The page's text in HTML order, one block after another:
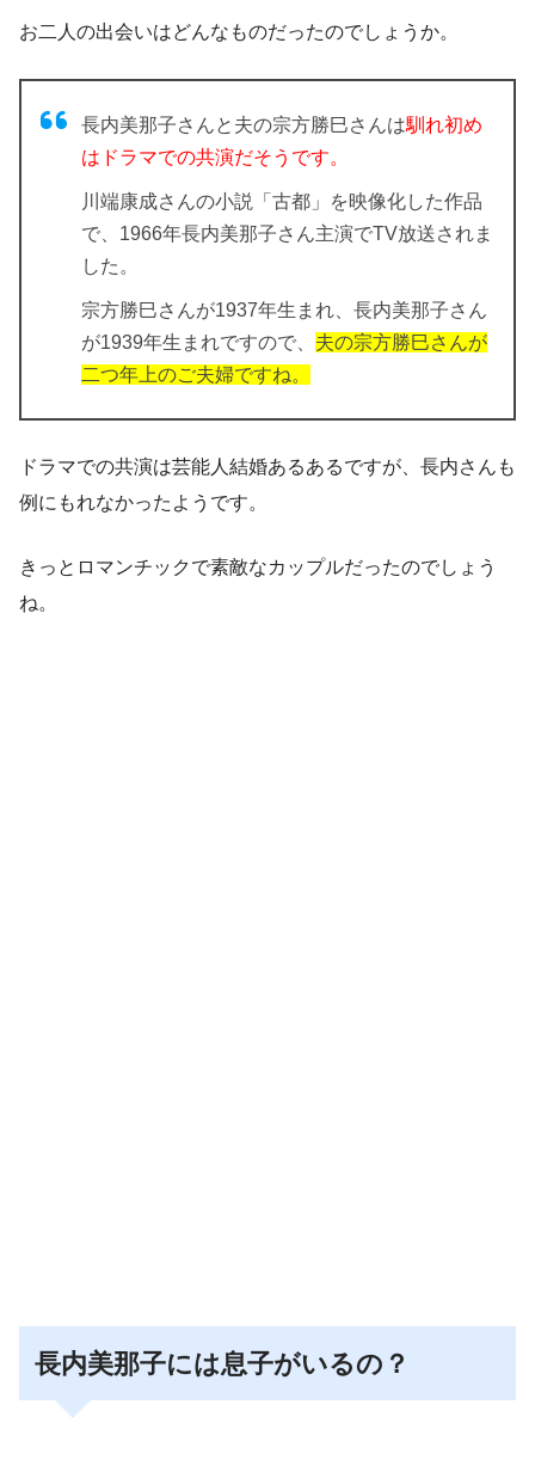
お二人の出会いはどんなものだったのでしょうか。
長内美那子さんと夫の宗方勝巳さんは馴れ初め
はドラマでの共演だそうです。
川端康成さんの小説「古都」を映像化した作品
で、1966年長内美那子さん主演でTV放送されま
した。
宗方勝巳さんが1937年生まれ、長内美那子さん
が1939年生まれですので、 夫の宗方勝巳さんが
二つ年上のご夫婦ですね。
ドラマでの共演は芸能人結婚あるあるですが、長内さんも
例にもれなかったようです。
きっとロマンチックで素敵なカップルだったのでしょう
ね。
長内美那子には息子がいるの？